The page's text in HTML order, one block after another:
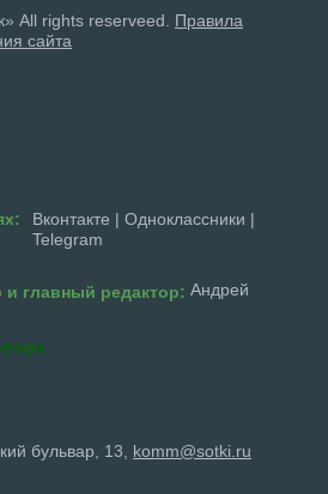
All rights reserveed. Правила
сайта
Вконтакте | Одноклассники |
Telegram
и главный редактор: Андрей
бульвар, 13, komm@sotki.ru